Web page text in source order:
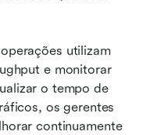
As equipes de operações utilizam
e monitorar
o tempo de
os gerentes
continuamente